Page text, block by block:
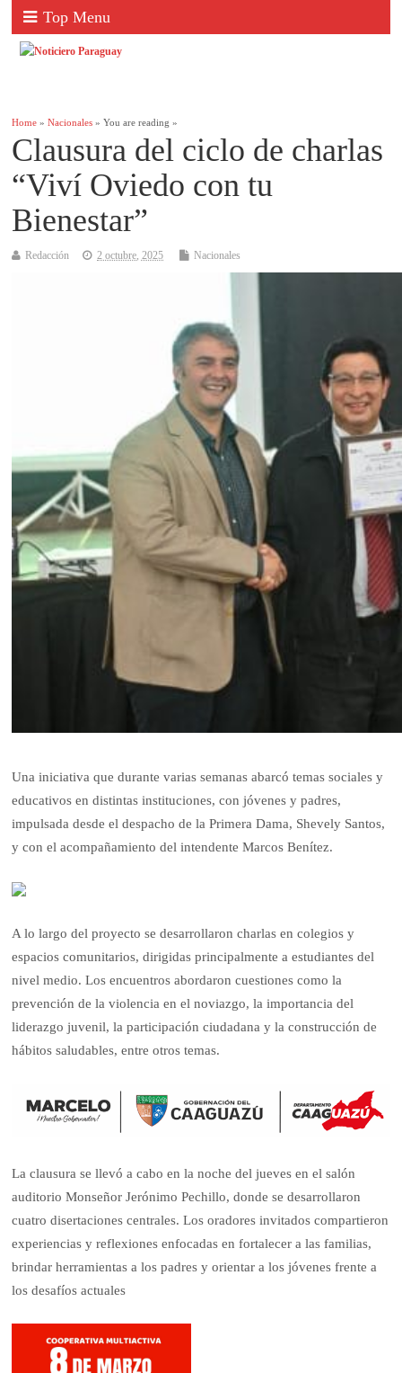
Top Menu
Home »Nacionales » You are reading »
Clausura del ciclo de charlas
“Viví Oviedo con tu
Bienestar”
Redacción 2 octubre, 2025 Nacionales
Una iniciativa que durante varias semanas abarcó temas sociales y
educativos en distintas instituciones, con jóvenes y padres,
impulsada desde el despacho de la Primera Dama, Shevely Santos,
y con el acompañamiento del intendente Marcos Benítez.
A lo largo del proyecto se desarrollaron charlas en colegios y
espacios comunitarios, dirigidas principalmente a estudiantes del
nivel medio. Los encuentros abordaron cuestiones como la
prevención de la violencia en el noviazgo, la importancia del
liderazgo juvenil, la participación ciudadana y la construcción de
hábitos saludables, entre otros temas.
La clausura se llevó a cabo en la noche del jueves en el salón
auditorio Monseñor Jerónimo Pechillo, donde se desarrollaron
cuatro disertaciones centrales. Los oradores invitados compartieron
experiencias y reflexiones enfocadas en fortalecer a las familias,
brindar herramientas a los padres y orientar a los jóvenes frente a
los desafíos actuales